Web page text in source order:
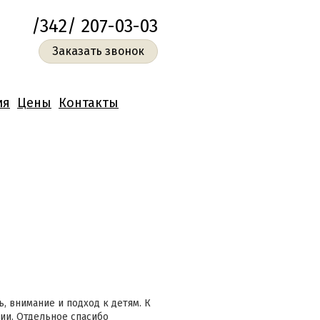
/342/ 207-03-03
Заказать звонок
Цены Контакты
внимание и подход к детям. К
Отдельное спасибо